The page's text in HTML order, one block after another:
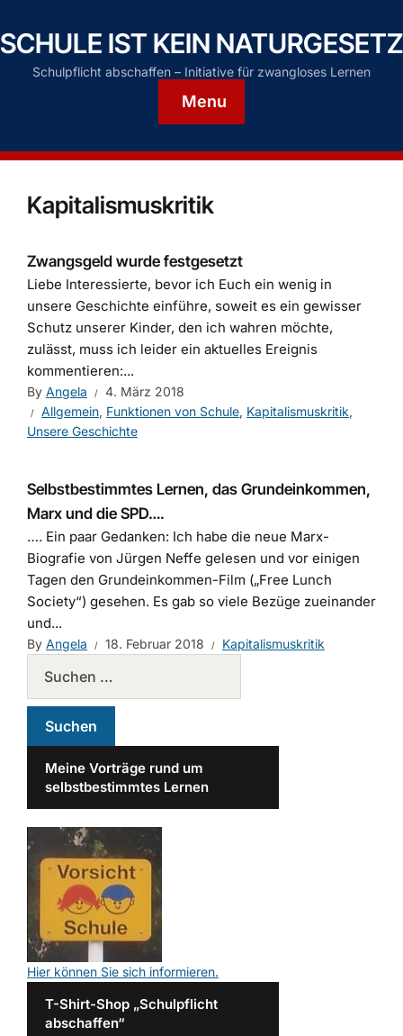
SCHULE IST KEIN NATURGESETZ
Schulpflicht abschaffen – Initiative für zwangloses Lernen
Menu
Kapitalismuskritik
Zwangsgeld wurde festgesetzt
Liebe Interessierte, bevor ich Euch ein wenig in
unsere Geschichte einführe, soweit es ein gewisser
Schutz unserer Kinder, den ich wahren möchte,
zulässt, muss ich leider ein aktuelles Ereignis
kommentieren:...
By Angela
4. März 2018
Allgemein, Funktionen von Schule, Kapitalismuskritik,
Unsere Geschichte
Selbstbestimmtes Lernen, das Grundeinkommen,
Marx und die SPD….
…. Ein paar Gedanken: Ich habe die neue Marx-
Biografie von Jürgen Neffe gelesen und vor einigen
Tagen den Grundeinkommen-Film („Free Lunch
Society“) gesehen. Es gab so viele Bezüge zueinander
und...
By Angela 18. Februar 2018 Kapitalismuskritik
Meine Vorträge rund um
selbstbestimmtes Lernen
Hier können Sie sich informieren.
T-Shirt-Shop „Schulpflicht
abschaffen“